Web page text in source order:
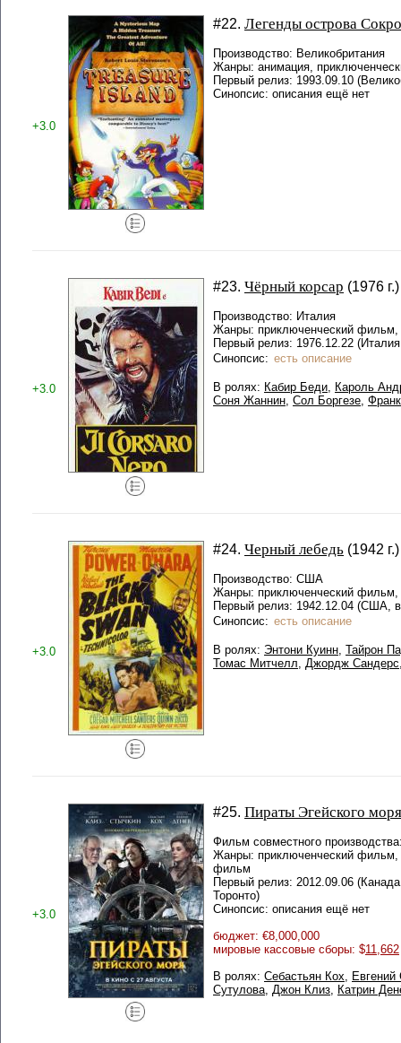
+3.0
#22. Легенды острова
Производство: Великобритания
Жанры: анимация,
Первый релиз: 1993.09.10
Синопсис: описания ещё нет
+3.0
#23. Чёрный корсар (1976 г.)
Производство: Италия
Жанры: приключенческий
Первый релиз: 1976.12.22
Синопсис: есть описание
В ролях: Кабир Беди, Кароль
Соня Жаннин, Сол Боргезе,
+3.0
#24. Черный лебедь (1942 г.)
Производство: США
Жанры: приключенческий
Первый релиз: 1942.12.04 (США,
Синопсис: есть описание
В ролях: Энтони Куинн, Тайрон
Томас Митчелл, Джордж Сандерс
+3.0
#25. Пираты Эгейского моря
Фильм совместного
Жанры: приключенческий фильм,
фильм
Первый релиз: 2012.09.06
Торонто)
Синопсис: описания ещё нет
бюджет: €8,000,000
мировые кассовые сборы: $11,662
В ролях: Себастьян Кох, Евгений
Сутулова, Джон Клиз, Катрин